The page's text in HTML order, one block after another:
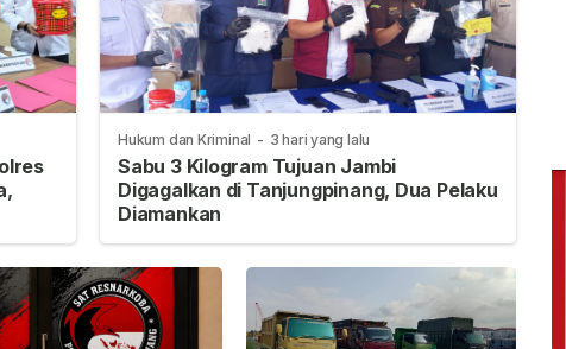
Hukum dan Kriminal - 3 hari yang lalu
Sabu 3 Kilogram Tujuan Jambi
Digagalkan di Tanjungpinang, Dua Pelaku
Diamankan